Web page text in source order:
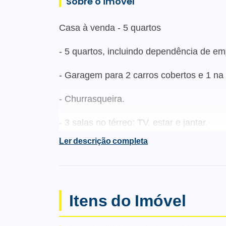
Casa à venda - 5 quartos
- 5 quartos, incluindo dependência de
- Garagem para 2 carros cobertos e 1
- Churrasqueira.
- 3 salas no térreo: TV, estar e jantar.
- Acesso à área verde nos fundos com
- Possibilidade de construção:
- Cozinha ampla com armários e fogão a
- Escada de madeira nobre
Ler descrição completa
Itens do Imóvel